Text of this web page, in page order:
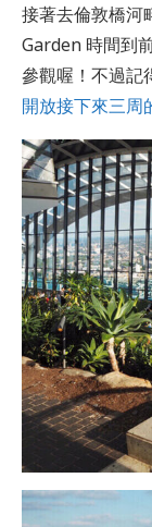
接著去倫敦橋河
Garden 時間到
參觀喔！不過
開放接下來三周